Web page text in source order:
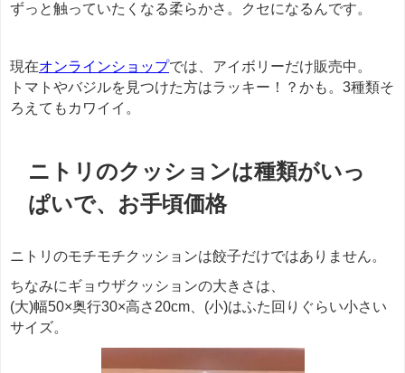
ずっと触っていたくなる柔らかさ。クセになるんです。
現在オンラインショップでは、アイボリーだけ販売中。
トマトやバジルを見つけた方はラッキー！？かも。3種類そ
ろえてもカワイイ。
ニトリのクッションは種類がいっ
ぱいで、お手頃価格
ニトリのモチモチクッションは餃子だけではありません。
ちなみにギョウザクッションの大きさは、
(大)幅50×奥行30×高さ20cm、(小)はふた回りぐらい小さい
サイズ。